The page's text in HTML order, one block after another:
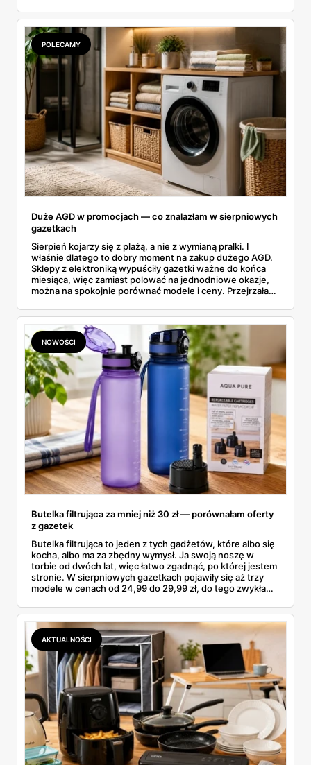
rozpiska: co dokładnie sprzedaje Lidl, ile kosztują
odpowiedniki u producenta i komu ten zakup naprawdę
się opłaci.
POLECAMY
Duże AGD w promocjach — co znalazłam w sierpniowych
gazetkach
Sierpień kojarzy się z plażą, a nie z wymianą pralki. I
właśnie dlatego to dobry moment na zakup dużego AGD.
Sklepy z elektroniką wypuściły gazetki ważne do końca
miesiąca, więc zamiast polować na jednodniowe okazje,
można na spokojnie porównać modele i ceny. Przejrzałam
znalazłam, z cenami i terminami.
NOWOŚCI
Butelka filtrująca za mniej niż 30 zł — porównałam oferty
z gazetek
Butelka filtrująca to jeden z tych gadżetów, które albo się
kocha, albo ma za zbędny wymysł. Ja swoją noszę w
torbie od dwóch lat, więc łatwo zgadnąć, po której jestem
stronie. W sierpniowych gazetkach pojawiły się aż trzy
modele w cenach od 24,99 do 29,99 zł, do tego zwykła
wszystkie oferty i policzyłam, kiedy taki zakup faktycznie
się opłaca.
AKTUALNOŚCI